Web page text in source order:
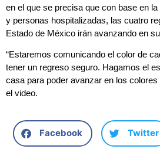
en el que se precisa que con base en
y personas hospitalizadas, las cuatro
Estado de México irán avanzando en
“Estaremos comunicando el color de
tener un regreso seguro. Hagamos el
casa para poder avanzar en los colores
el video.
Facebook Twitter